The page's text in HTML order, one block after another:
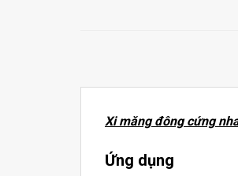
Xi măng đông cứng
Ứng dụng